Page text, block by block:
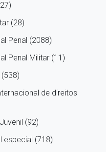
(28)
Penal (2088)
Penal Militar (11)
de direitos
(92)
especial (718)